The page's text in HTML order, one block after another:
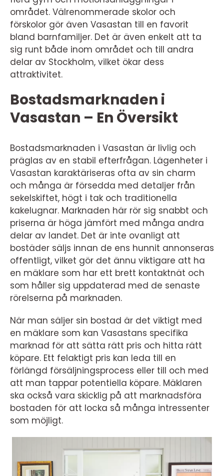
området. Välrenommerade skolor och
förskolor gör även Vasastan till en favorit
bland barnfamiljer. Det är även enkelt att ta
sig runt både inom området och till andra
delar av Stockholm, vilket ökar dess
attraktivitet.
Bostadsmarknaden i
Vasastan – En Översikt
Bostadsmarknaden i Vasastan är livlig och
präglas av en stabil efterfrågan. Lägenheter i
Vasastan karaktäriseras ofta av sin charm
och många är försedda med detaljer från
sekelskiftet, högt i tak och traditionella
kakelugnar. Marknaden här rör sig snabbt och
priserna är höga jämfört med många andra
delar av landet. Det är inte ovanligt att
bostäder säljs innan de ens hunnit annonseras
offentligt, vilket gör det ännu viktigare att ha
en mäklare som har ett brett kontaktnät och
som håller sig uppdaterad med de senaste
rörelserna på marknaden.
När man säljer sin bostad är det viktigt med
en mäklare som kan Vasastans specifika
marknad för att sätta rätt pris och hitta rätt
köpare. Ett felaktigt pris kan leda till en
förlängd försäljningsprocess eller till och med
att man tappar potentiella köpare. Mäklaren
ska också vara skicklig på att marknadsföra
bostaden för att locka så många intressenter
som möjligt.